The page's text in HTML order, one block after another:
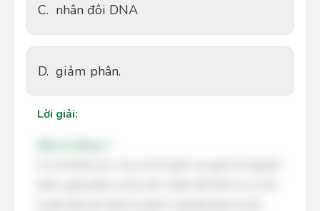
C. nhân đôi DNA
D. giảm phân.
Lời giải: